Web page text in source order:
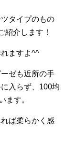
タイプのもの
紹介します！
ますよ^^
ゼも近所の手
入らず、100均
ます。
ば柔らかく感